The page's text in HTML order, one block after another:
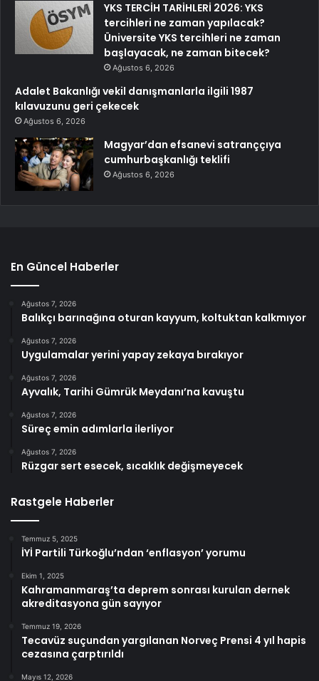
YKS TERCİH TARİHLERİ 2026: YKS
tercihleri ne zaman yapılacak?
Üniversite YKS tercihleri ne zaman
başlayacak, ne zaman bitecek?
Ağustos 6, 2026
Adalet Bakanlığı vekil danışmanlarla ilgili 1987
kılavuzunu geri çekecek
Ağustos 6, 2026
Magyar’dan efsanevi satranççıya
cumhurbaşkanlığı teklifi
Ağustos 6, 2026
En Güncel Haberler
Ağustos 7, 2026
Balıkçı barınağına oturan kayyum, koltuktan kalkmıyor
Ağustos 7, 2026
Uygulamalar yerini yapay zekaya bırakıyor
Ağustos 7, 2026
Ayvalık, Tarihi Gümrük Meydanı’na kavuştu
Ağustos 7, 2026
Süreç emin adımlarla ilerliyor
Ağustos 7, 2026
Rüzgar sert esecek, sıcaklık değişmeyecek
Rastgele Haberler
Temmuz 5, 2025
İYİ Partili Türkoğlu’ndan ‘enflasyon’ yorumu
Ekim 1, 2025
Kahramanmaraş’ta deprem sonrası kurulan dernek
akreditasyona gün sayıyor
Temmuz 19, 2026
Tecavüz suçundan yargılanan Norveç Prensi 4 yıl hapis
cezasına çarptırıldı
Mayıs 12, 2026